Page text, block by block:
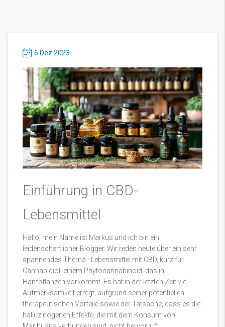
6 Dez 2023
Einführung in CBD-
Lebensmittel
Hallo, mein Name ist Markus und ich bin ein
leidenschaftlicher Blogger. Wir reden heute über ein sehr
spannendes Thema - Lebensmittel mit CBD, kurz für
Cannabidiol, einem Phytocannabinoid, das in
Hanfpflanzen vorkommt. Es hat in der letzten Zeit viel
Aufmerksamkeit erregt, aufgrund seiner potentiellen
therapeutischen Vorteile sowie der Tatsache, dass es die
halluzinogenen Effekte, die mit dem Konsum von